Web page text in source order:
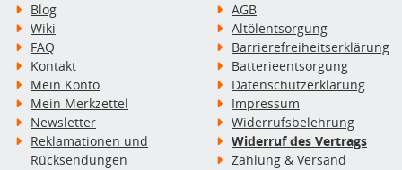
Blog
Wiki
FAQ
Kontakt
Mein Konto
Mein Merkzettel
Newsletter
Reklamationen und
Rücksendungen
AGB
Altölentsorgung
Barrierefreiheitserklärung
Batterieentsorgung
Datenschutzerklärung
Impressum
Widerrufsbelehrung
Widerruf des Vertrags
Zahlung & Versand